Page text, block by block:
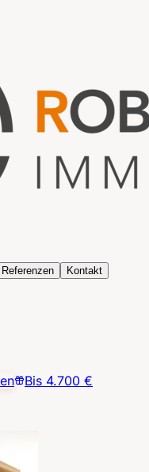
Referenzen
Kontakt
Bis 4.700 €